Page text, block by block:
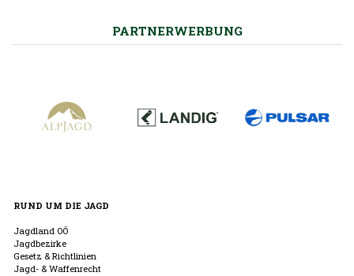
PARTNERWERBUNG
RUND UM DIE JAGD
Jagdland OÖ
Jagdbezirke
Gesetz & Richtlinien
Jagd- & Waffenrecht